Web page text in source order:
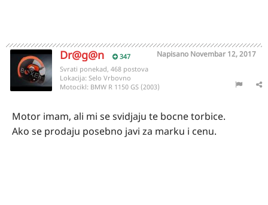
Dr@g@n 347 Napisano Novembar 12, 2017
Svrati ponekad, 468 postova
Lokacija: Selo Vrbovno
Motocikl: BMW R 1150 GS (2003)
Motor imam, ali mi se svidjaju te bocne torbice.
Ako se prodaju posebno javi za marku i cenu.